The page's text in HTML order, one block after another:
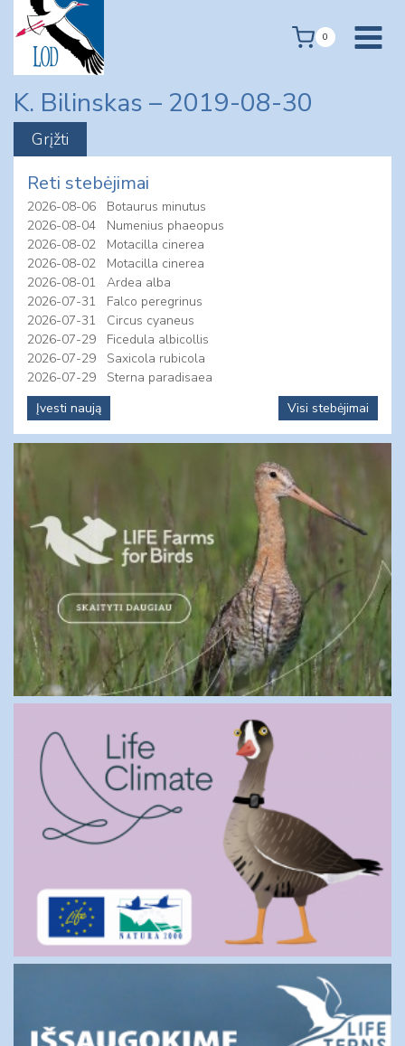
content
0
K. Bilinskas – 2019-08-30
Reti stebėjimai
2026-08-06
Botaurus minutus
2026-08-04
Numenius phaeopus
2026-08-02
Motacilla cinerea
2026-08-02
Motacilla cinerea
2026-08-01
Ardea alba
2026-07-31
Falco peregrinus
2026-07-31
Circus cyaneus
2026-07-29
Ficedula albicollis
2026-07-29
Saxicola rubicola
2026-07-29
Sterna paradisaea
Įvesti naują
Visi stebėjimai